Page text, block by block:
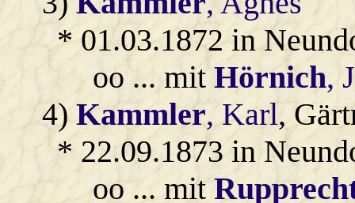
* 01.03.1872 in
oo ... mitHörnich,
4)Kammler, Karl,
* 22.09.1873 in
oo ... mit